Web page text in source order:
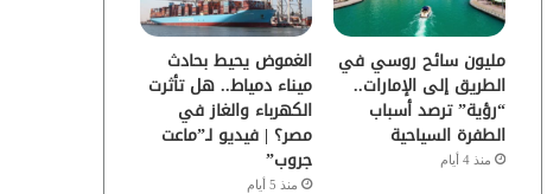
مليون سائح روسي في
الطريق إلى الإمارات..
“رؤية” ترصد أسباب
الطفرة السياحية
منذ 4 أيام
الغموض يحيط بحادث
ميناء دمياط.. هل تأثرت
الكهرباء والغاز في
مصر؟ | فيديو لـ”ماعت
جروب”
منذ 5 أيام